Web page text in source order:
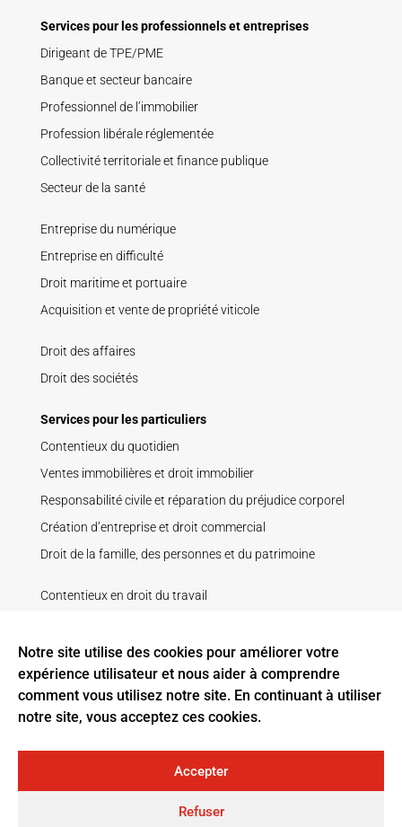
Notre site utilise des cookies pour améliorer votre
expérience utilisateur et nous aider à comprendre
comment vous utilisez notre site. En continuant à utiliser
notre site, vous acceptez ces cookies.
Accepter
Refuser
Services pour les professionnels et entreprises
Dirigeant de TPE/PME
Banque et secteur bancaire
Professionnel de l’immobilier
Profession libérale réglementée
Collectivité territoriale et finance publique
Secteur de la santé
Entreprise du numérique
Entreprise en difficulté
Droit maritime et portuaire
Acquisition et vente de propriété viticole
Droit des affaires
Droit des sociétés
Services pour les particuliers
Contentieux du quotidien
Ventes immobilières et droit immobilier
Responsabilité civile et réparation du préjudice corporel
Création d’entreprise et droit commercial
Droit de la famille, des personnes et du patrimoine
Contentieux en droit du travail
Droit pénal
Recouvrement de créance
Litige contractuel
Tous droits réservés ELIGE AVOCATS, sociétés d’avocats :